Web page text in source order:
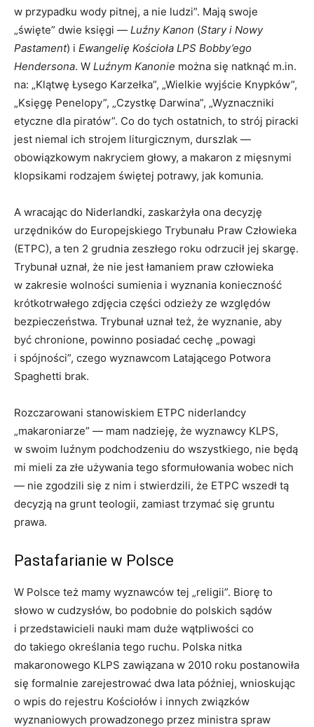
w przypadku wody pitnej, a nie ludzi”. Mają swoje
„święte” dwie księgi — Luźny Kanon (Stary i Nowy
Pastament) i Ewangelię Kościoła LPS Bobby’ego
Hendersona. W Luźnym Kanonie można się natknąć m.in.
na: „Klątwę Łysego Karzełka”, „Wielkie wyjście Knypków”,
„Księgę Penelopy”, „Czystkę Darwina”, „Wyznaczniki
etyczne dla piratów”. Co do tych ostatnich, to strój piracki
jest niemal ich strojem liturgicznym, durszlak —
obowiązkowym nakryciem głowy, a makaron z mięsnymi
klopsikami rodzajem świętej potrawy, jak komunia.
A wracając do Niderlandki, zaskarżyła ona decyzję
urzędników do Europejskiego Trybunału Praw Człowieka
(ETPC), a ten 2 grudnia zeszłego roku odrzucił jej skargę.
Trybunał uznał, że nie jest łamaniem praw człowieka
w zakresie wolności sumienia i wyznania konieczność
krótkotrwałego zdjęcia części odzieży ze względów
bezpieczeństwa. Trybunał uznał też, że wyznanie, aby
być chronione, powinno posiadać cechę „powagi
i spójności”, czego wyznawcom Latającego Potwora
Spaghetti brak.
Rozczarowani stanowiskiem ETPC niderlandcy
„makaroniarze” — mam nadzieję, że wyznawcy KLPS,
w swoim luźnym podchodzeniu do wszystkiego, nie będą
mi mieli za złe używania tego sformułowania wobec nich
— nie zgodzili się z nim i stwierdzili, że ETPC wszedł tą
decyzją na grunt teologii, zamiast trzymać się gruntu
prawa.
Pastafarianie w Polsce
W Polsce też mamy wyznawców tej „religii”. Biorę to
słowo w cudzysłów, bo podobnie do polskich sądów
i przedstawicieli nauki mam duże wątpliwości co
do takiego określania tego ruchu. Polska nitka
makaronowego KLPS zawiązana w 2010 roku postanowiła
się formalnie zarejestrować dwa lata później, wnioskując
o wpis do rejestru Kościołów i innych związków
wyznaniowych prowadzonego przez ministra spraw